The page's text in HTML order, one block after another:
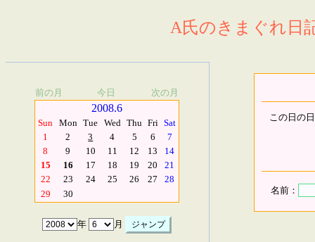
A氏のきまぐれ日
前の月 今日 次の月
2008.6
Sun Mon Tue Wed Thu Fri Sat
1
2 3 4 5 6
7
8
9 10 11 12 13
14
15
16 17 18 19 20
21
22
23 24 25 26 27
28
29
30
年 月
この日の
名前：